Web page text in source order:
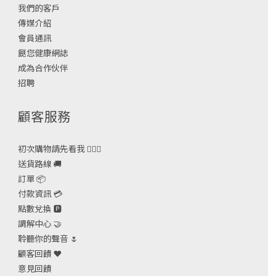
我們的客戶
傳媒介紹
會員通訊
餸您健康網誌
成為合作伙伴
招聘
顧客服務
初次購物請先看我 🙋🏻‍♀️
送貨路線 🚚
訂單 📦
付款資訊 💳
點數兌換 🅿️
調解中心 🤝
聆聽你的聲音 🌷
顧客回饋 ❤️
意見回饋